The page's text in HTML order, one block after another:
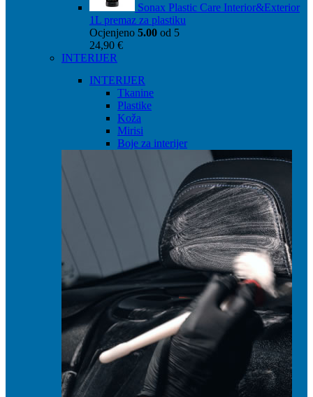
Sonax Plastic Care Interior&Exterior
1L premaz za plastiku
Ocjenjeno 5.00 od 5
24,90 €
INTERIJER
INTERIJER
Tkanine
Plastike
Koža
Mirisi
Boje za interijer